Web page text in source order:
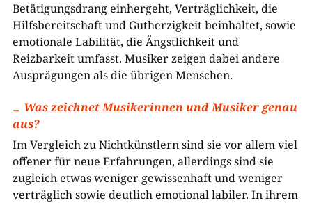
Betätigungsdrang einhergeht, Verträglichkeit, die
Hilfsbereitschaft und Gutherzigkeit beinhaltet, sowie
emotionale Labilität, die Ängstlichkeit und
Reizbarkeit umfasst. Musiker zeigen dabei andere
Ausprägungen als die übrigen Menschen.
Was zeichnet Musikerinnen und Musiker genau
aus?
Im Vergleich zu Nichtkünstlern sind sie vor allem viel
offener für neue Erfahrungen, allerdings sind sie
zugleich etwas weniger gewissenhaft und weniger
verträglich sowie deutlich emotional labiler. In ihrem